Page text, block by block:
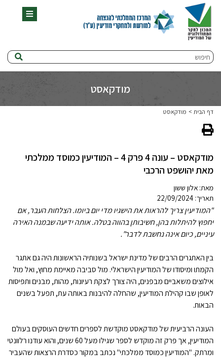
חיפוש
תפריט
מודקאסט
דף הבית מודקאסט
‏‏‏‏מודקאסט – עונה 4 פרק 4 – המודיעין כמוסד ממלכתי
מאת יהושפט הרכבי
מאת: אלון ששון
תאריך: 22/09/2024
"המודיעין צריך להראות את הישגיו מדי יום ביומו. הצלחות העבר, אם
יחפוץ להיתלות בהן, חשיבותן בהווה בטלה. אותה ידיעה שבמנה האירה
עיניים, כיום אינה נחשבת לדבר".
בין האתגרים הרבים של מדינת ישראל בשנותיה הראשונות היה גם אתגר
הקמתו ומיסודו של המודיעין הישראלי. מול סביבה מאיימת מחוץ, ואל מול
אילוצים משאביים מבפנים, היה צורך לצקת רעיונות, מהות, מבנים ותפיסות
לאופן שבו קהילת המודיעין, שהחלה להיבנות באותה עת, תפעל בשנים
הבאות.
העונה הרביעית של מודקאסט מוקדשת לספרים חדשים העוסקים בעולם
המודיעין, אך פרק זה מוקדש לספר שגילו מעל 60 שנים, והוא עודנו רלוונטי
ומרתק. "המודיעין כמוסד ממלכתי" נכתב במקור כסדרת הרצאות שהעביר